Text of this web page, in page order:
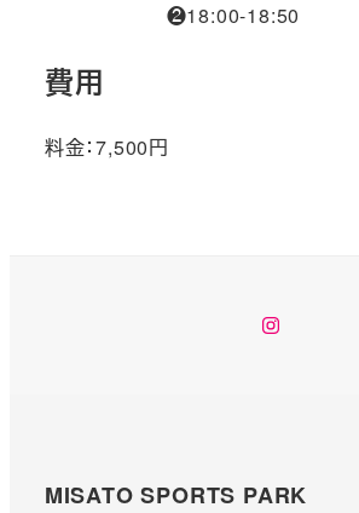
❷18:00-18:50
費用
料金：7,500円
instagram
MISATO SPORTS PARK